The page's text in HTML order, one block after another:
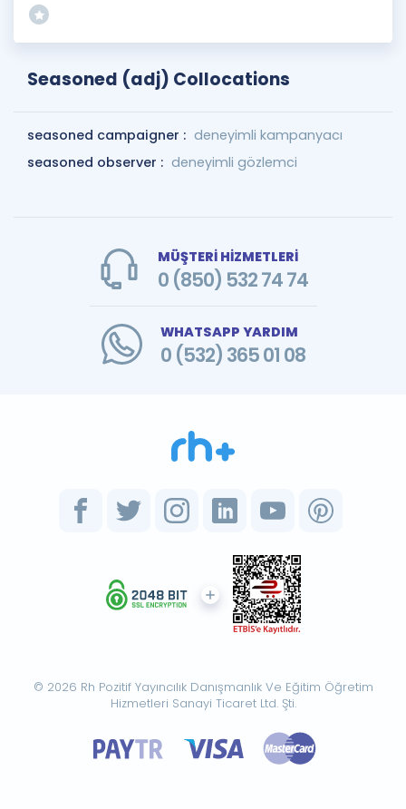
Seasoned (adj) Collocations
seasoned campaigner : deneyimli kampanyacı
seasoned observer : deneyimli gözlemci
MÜŞTERİ HİZMETLERİ
0 (850) 532 74 74
WHATSAPP YARDIM
0 (532) 365 01 08
© 2026 Rh Pozitif Yayıncılık Danışmanlık Ve Eğitim Öğretim
Hizmetleri Sanayi Ticaret Ltd. Şti.